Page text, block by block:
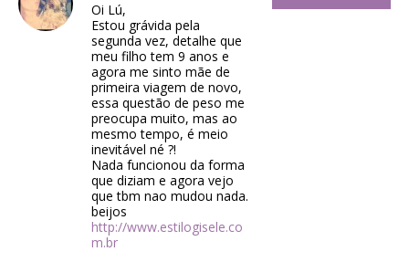
Oi Lú,
Estou grávida pela
segunda vez, detalhe que
meu filho tem 9 anos e
agora me sinto mãe de
primeira viagem de novo,
essa questão de peso me
preocupa muito, mas ao
mesmo tempo, é meio
inevitável né ?!
Nada funcionou da forma
que diziam e agora vejo
que tbm nao mudou nada.
beijos
http://www.estilogisele.co
m.br